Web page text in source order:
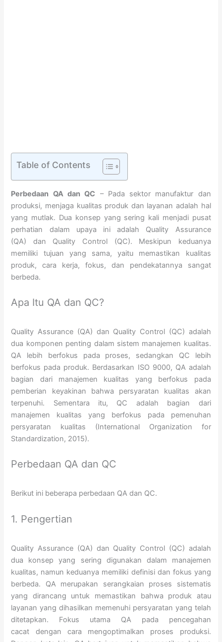
Table of Contents
Perbedaan QA dan QC – Pada sektor manufaktur dan
produksi, menjaga kualitas produk dan layanan adalah hal
yang mutlak. Dua konsep yang sering kali menjadi pusat
perhatian dalam upaya ini adalah Quality Assurance
(QA) dan Quality Control (QC). Meskipun keduanya
memiliki tujuan yang sama, yaitu memastikan kualitas
produk, cara kerja, fokus, dan pendekatannya sangat
berbeda.
Apa Itu QA dan QC?
Quality Assurance (QA) dan Quality Control (QC) adalah
dua komponen penting dalam sistem manajemen kualitas.
QA lebih berfokus pada proses, sedangkan QC lebih
berfokus pada produk. Berdasarkan ISO 9000, QA adalah
bagian dari manajemen kualitas yang berfokus pada
pemberian keyakinan bahwa persyaratan kualitas akan
terpenuhi. Sementara itu, QC adalah bagian dari
manajemen kualitas yang berfokus pada pemenuhan
persyaratan kualitas (International Organization for
Standardization, 2015).
Perbedaan QA dan QC
Berikut ini beberapa perbedaan QA dan QC.
1. Pengertian
Quality Assurance (QA) dan Quality Control (QC) adalah
dua konsep yang sering digunakan dalam manajemen
kualitas, namun keduanya memiliki definisi dan fokus yang
berbeda. QA merupakan serangkaian proses sistematis
yang dirancang untuk memastikan bahwa produk atau
layanan yang dihasilkan memenuhi persyaratan yang telah
ditetapkan. Fokus utama QA pada pencegahan
cacat dengan cara mengoptimalkan proses produksi.